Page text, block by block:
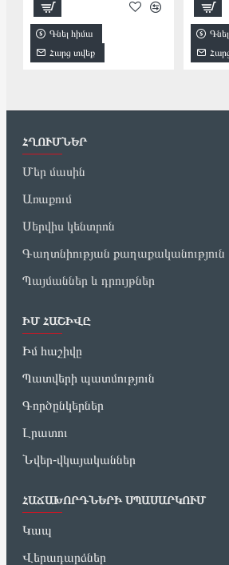
Գնել հիմա
Հարց տվեք
ՀՂՈՒՄՆԵՐ
Մեր մասին
Առաքում
Սերվիս կենտրոն
Գաղտնիության քաղաքականություն
Պայմաններ և դրույթներ
ԻՄ ՀԱՇԻՎԸ
Իմ հաշիվը
Պատվերի պատմություն
Գործընկերներ
Լրատու
Նվեր-վկայականներ
ՀԱՃԱԽՈՐԴՆԵՐԻ ՍՊԱՍԱՐԿՈՒՄ
Կապ
Վերադարձներ